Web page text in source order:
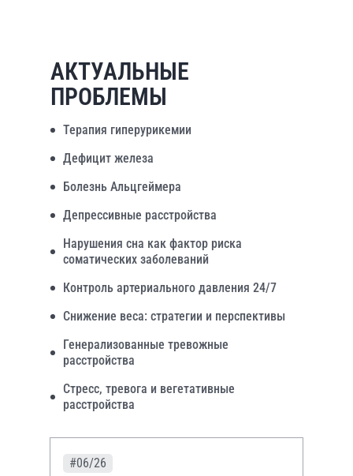
АКТУАЛЬНЫЕ
ПРОБЛЕМЫ
Терапия гиперурикемии
Дефицит железа
Болезнь Альцгеймера
Депрессивные расстройства
Нарушения сна как фактор риска
соматических заболеваний
Контроль артериального давления 24/7
Снижение веса: стратегии и перспективы
Генерализованные тревожные
расстройства
Стресс, тревога и вегетативные
расстройства
#06/26